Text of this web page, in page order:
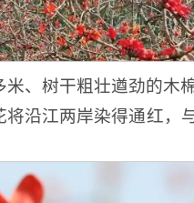
、树干粗壮遒劲的
沿江两岸染得通红